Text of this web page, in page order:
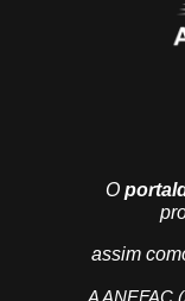
O
assim
A ANEFAC